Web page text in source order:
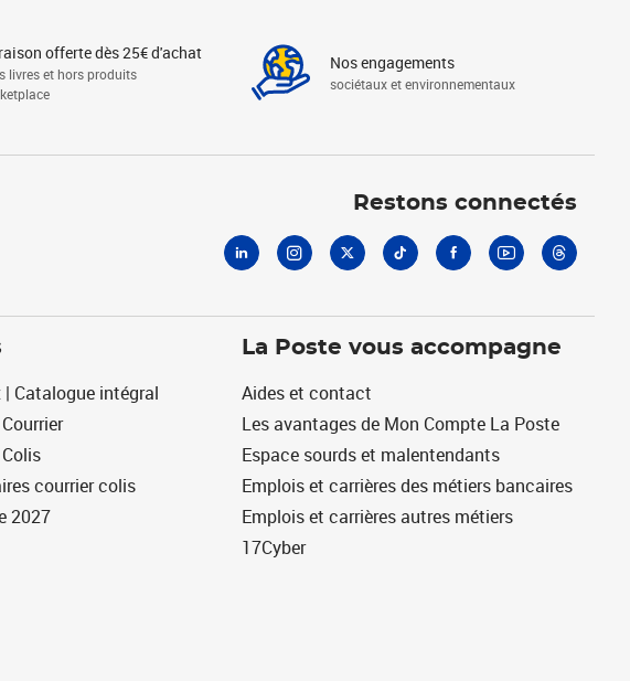
offerte dès 25€ d'achat
livres et hors produits
Nos engagements
sociétaux et environnementaux
Restons connectés
Catalogue intégral
courrier colis
2027
La Poste vous accompagne
Aides et contact
Les avantages de Mon Compte La Poste
Espace sourds et malentendants
Emplois et carrières des métiers bancaires
Emplois et carrières autres métiers
17Cyber